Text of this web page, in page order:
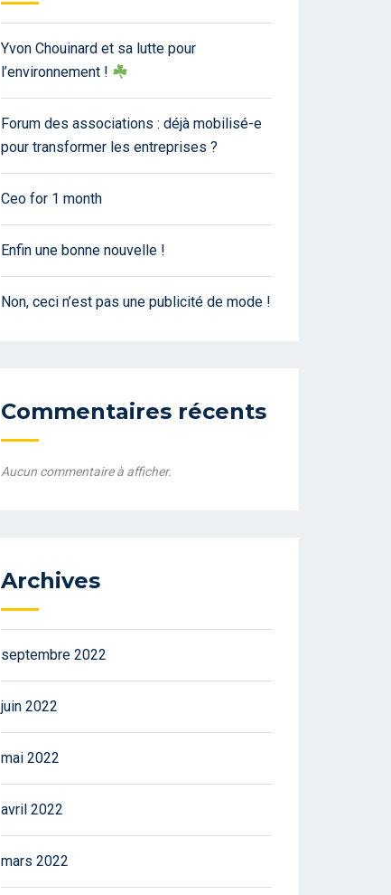
Yvon Chouinard et sa lutte pour
l’environnement !
Forum des associations : déjà mobilisé-e
pour transformer les entreprises ?
Ceo for 1 month
Enfin une bonne nouvelle !
Non, ceci n’est pas une publicité de mode !
Commentaires récents
Aucun commentaire à afficher.
Archives
septembre 2022
juin 2022
mai 2022
avril 2022
mars 2022